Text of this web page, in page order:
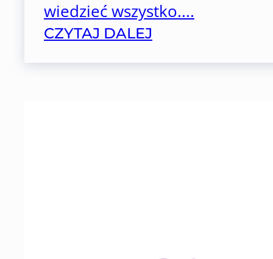
wiedzieć wszystko....
CZYTAJ DALEJ